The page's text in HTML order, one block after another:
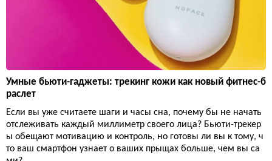
Умные бьюти-гаджеты: трекинг кожи как новый фитнес-б
раслет
Если вы уже считаете шаги и часы сна, почему бы не начать
отслеживать каждый миллиметр своего лица? Бьюти-трекер
ы обещают мотивацию и контроль, но готовы ли вы к тому, ч
то ваш смартфон узнает о ваших прыщах больше, чем вы са